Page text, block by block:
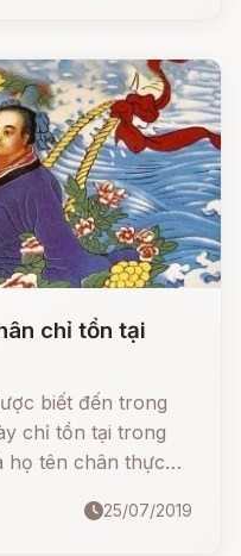
chỉ tồn tại
biết đến trong
chỉ tồn tại trong
họ tên chân thực
năm Khai25/07/2019